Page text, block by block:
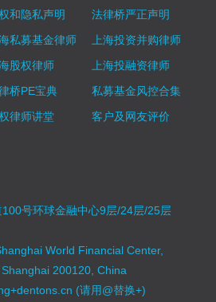
和隐私声明
法律桥严正声明
海私募基金律师
上海投资并购律师
海股权律师
上海投融资律师
桥PE宝典
私募基金风控合集
律师讲堂
客户及网友评价
号环球金融中心9层/24层/25层
World Financial Center,
200120, China
(请用@替换+)